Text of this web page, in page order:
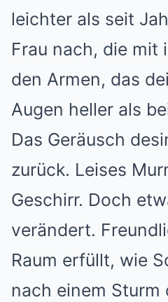
leichter als seit
Frau nach, die mit
den Armen, das
Augen heller als
Das Geräusch
zurück. Leises
Geschirr. Doch
verändert.
Raum erfüllt, wie
nach einem Sturm